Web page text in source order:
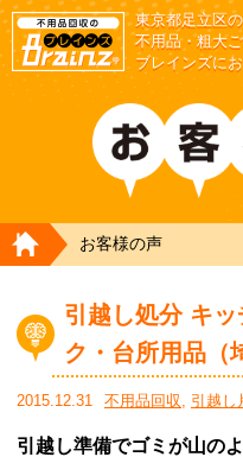
東京都足立区の
不用品・粗大
ブレインズにお
HOME
お客様の声
引越し処分 キ
ク・台所用品（
2015.12.31 不用品回収, 引越し
引越し準備でゴミが山の